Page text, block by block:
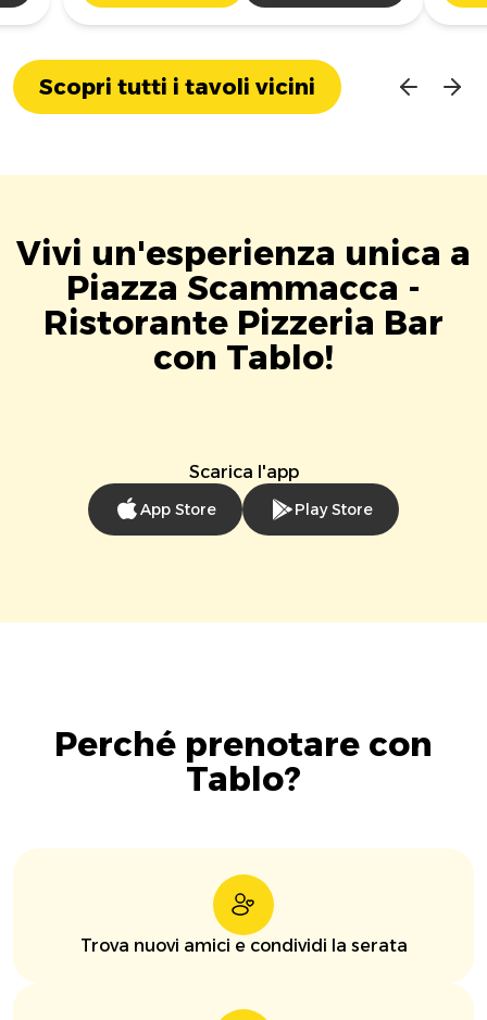
Scopri tutti i tavoli vicini
Vivi un'esperienza unica a
Piazza Scammacca -
Ristorante Pizzeria Bar
con Tablo!
Scarica l'app
App Store Play Store
Perché prenotare con
Tablo?
Trova nuovi amici e condividi la serata